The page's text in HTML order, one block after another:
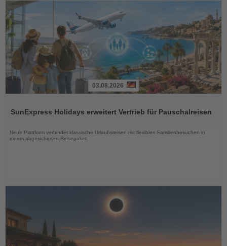
die
03.08.2026
SunExpress Holidays erweitert Vertrieb für Pauschalreisen
Neue Plattform verbindet klassische Urlaubsreisen mit flexiblen Familienbesuchen in
einem abgesicherten Reisepaket